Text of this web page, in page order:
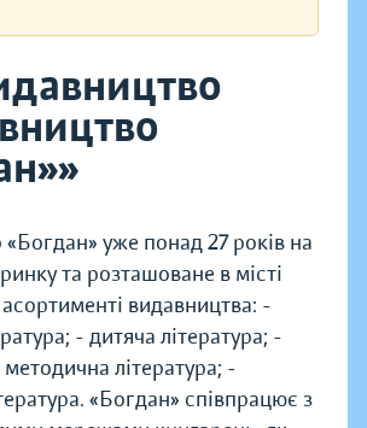
уже понад 27 років на
та розташоване в місті
видавництва: -
- дитяча література; -
література; -
«Богдан» співпрацює з